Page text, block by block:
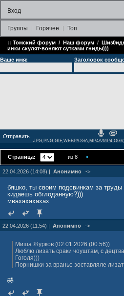
Вход
Группы Горячее Топ
:: Томский форум / Наш форум /
инки скулят-воняют сутками гниды)))
Ваше имя:
Заголовок
JPG,PNG,GIF,WEBP/OGA,MP4A/
Страница: из 8 «
22.04.2026 (14:08) | Анонимно ->
бяшко, ты своим подсвинкам за
кидаешь обглоданную?)))
мвахахахахах
22.04.2026 (11:54) | Анонимно ->
Миша Журкoв (02.01.2026 (00:56))
Люблю лизать сраки чоуштам, с
Гоголя)))
Порнишки за вранье зоставляле
🤣